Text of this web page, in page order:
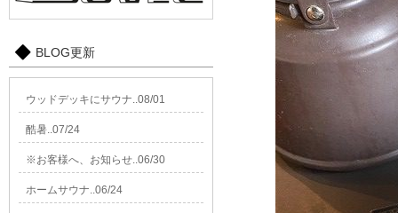
BLOG更新
ウッドデッキにサウナ..08/01
酷暑..07/24
※お客様へ、お知らせ..06/30
ホームサウナ..06/24